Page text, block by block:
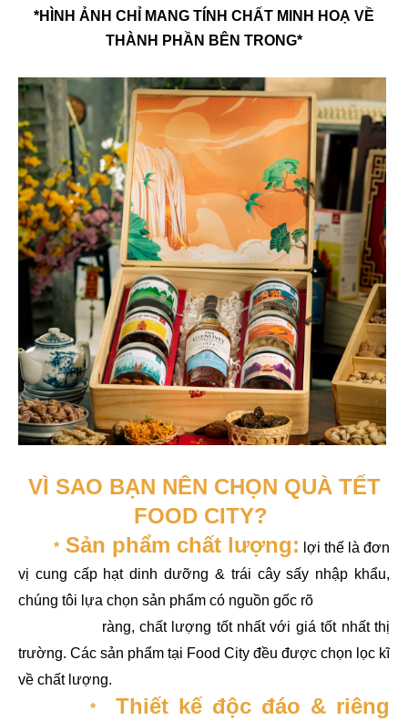
*HÌNH ẢNH CHỈ MANG TÍNH CHẤT MINH HOẠ VỀ
THÀNH PHẦN BÊN TRONG*
VÌ SAO BẠN NÊN CHỌN QUÀ TẾT
FOOD CITY?
* Sản phẩm chất lượng: lợi thế là đơn
vị cung cấp hạt dinh dưỡng & trái cây sấy nhập khẩu,
chúng tôi lựa chọn sản phẩm có nguồn gốc rõ
ràng, chất lượng tốt nhất với giá tốt nhất thị
trường. Các sản phẩm tại Food City đều được chọn lọc kĩ
về chất lượng.
*
Thiết kế độc đáo & riêng